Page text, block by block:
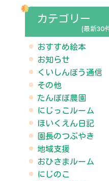
カテゴリー
(最新30
おすすめ絵本
お知らせ
くいしんぼう通信
その他
たんぽぽ農園
にじっこルーム
ほいくえん日記
園長のつぶやき
地域支援
おひさまルーム
にじのこ